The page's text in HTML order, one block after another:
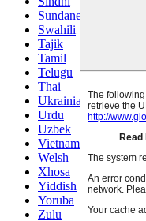
Sundanese
Swahili
Tajik
Tamil
Telugu
Thai
Ukrainian
Urdu
Uzbek
Vietnamese
Welsh
Xhosa
Yiddish
Yoruba
Zulu